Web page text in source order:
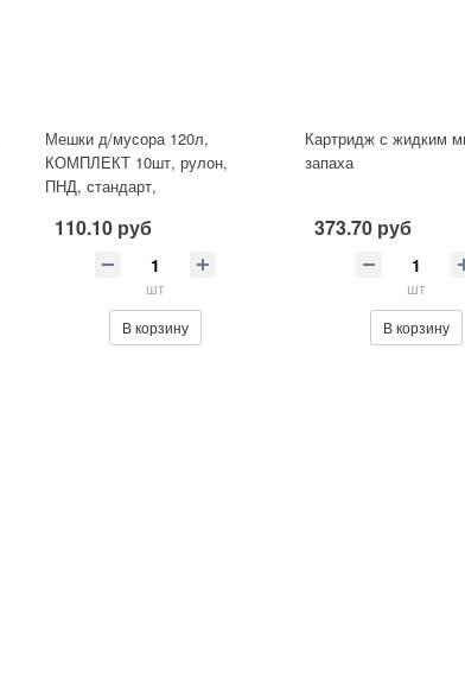
Мешки д/мусора 120л,
КОМПЛЕКТ 10шт, рулон,
ПНД, стандарт,
черные, ЛАЙМА,601385
110.10 руб
шт
В корзину
Картридж с жидким
запаха
373.70 руб
шт
В корзину